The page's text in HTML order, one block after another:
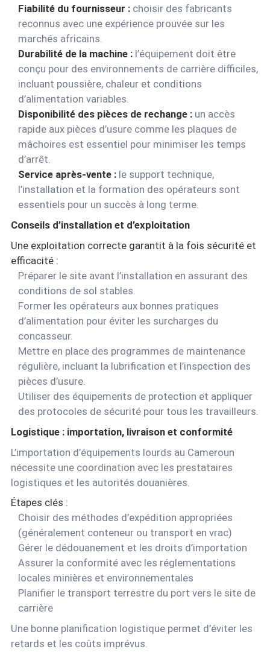
Fiabilité du fournisseur : choisir des fabricants
reconnus avec une expérience prouvée sur les
marchés africains.
Durabilité de la machine :l’équipement doit être
conçu pour des environnements de carrière difficiles,
incluant poussière, chaleur et conditions
d’alimentation variables.
Disponibilité des pièces de rechange :un accès
rapide aux pièces d’usure comme les plaques de
mâchoires est essentiel pour minimiser les temps
d’arrêt.
Service après-vente : le support technique,
l’installation et la formation des opérateurs sont
essentiels pour un succès à long terme.
Conseils d’installation et d’exploitation
Une exploitation correcte garantit à la fois sécurité et
efficacité :
Préparer le site avant l’installation en assurant des
conditions de sol stables.
Former les opérateurs aux bonnes pratiques
d’alimentation pour éviter les surcharges du
concasseur.
Mettre en place des programmes de maintenance
régulière, incluant la lubrification et l’inspection des
pièces d’usure.
Utiliser des équipements de protection et appliquer
des protocoles de sécurité pour tous les travailleurs.
Logistique : importation, livraison et conformité
L’importation d’équipements lourds au Cameroun
nécessite une coordination avec les prestataires
logistiques et les autorités douanières.
Étapes clés :
Choisir des méthodes d’expédition appropriées
(généralement conteneur ou transport en vrac)
Gérer le dédouanement et les droits d’importation
Assurer la conformité avec les réglementations
locales minières et environnementales
Planifier le transport terrestre du port vers le site de
carrière
Une bonne planification logistique permet d’éviter les
retards et les coûts imprévus.